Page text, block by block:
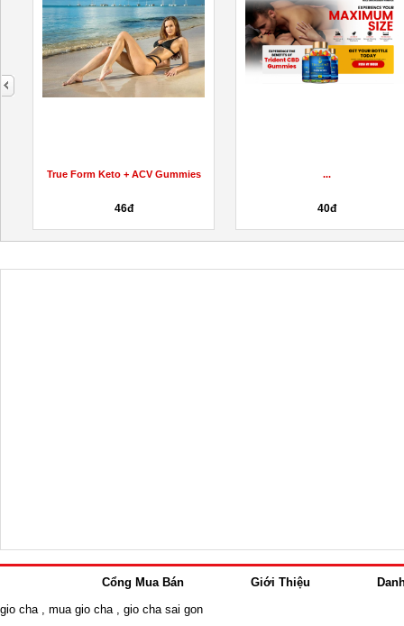
True Form Keto + ACV Gummies
46đ
...
40đ
next
Cổng Mua Bán Giới Thiệu
gio cha
mua gio cha gio cha sai gon